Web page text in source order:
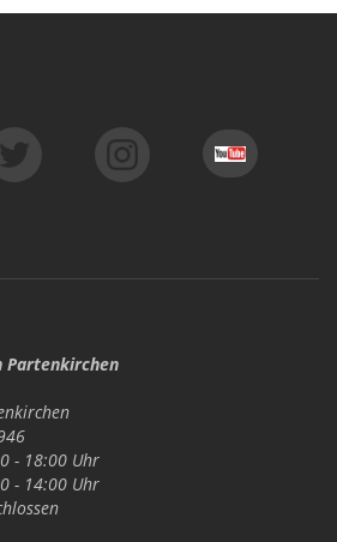
Partenkirchen
- 18:00 Uhr
- 14:00 Uhr